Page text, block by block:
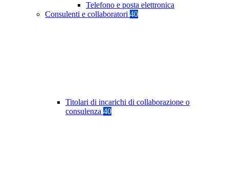
Telefono e posta elettronica
Consulenti e collaboratori 40
Titolari di incarichi di collaborazione o
consulenza 40